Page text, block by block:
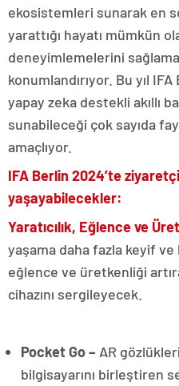
ekosistemleri sunarak en
yarattığı hayatı mümkün
deneyimlemelerini
konumlandırıyor. Bu yıl
yapay zeka destekli akıllı
sunabileceği çok sayıda
amaçlıyor.
IFA Berlin 2024’te
yaşayabilecekler:
Yaratıcılık, Eğlence ve
yaşama daha fazla keyif
eğlence ve üretkenliği
cihazını sergileyecek.
Pocket Go – AR
bilgisayarını birleştiren